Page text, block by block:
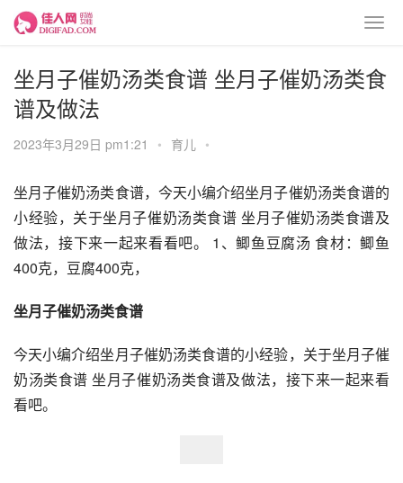
坐月子催奶汤类食谱 坐月子催奶汤类食
谱及做法
2023年3月29日 pm1:21 • 育儿 •
坐月子催奶汤类食谱，今天小编介绍坐月子催奶汤类食谱的
小经验，关于坐月子催奶汤类食谱 坐月子催奶汤类食谱及
做法，接下来一起来看看吧。 1、鲫鱼豆腐汤 食材：鲫鱼
400克，豆腐400克，
坐月子催奶汤类食谱
今天小编介绍坐月子催奶汤类食谱的小经验，关于坐月子催
奶汤类食谱 坐月子催奶汤类食谱及做法，接下来一起来看
看吧。